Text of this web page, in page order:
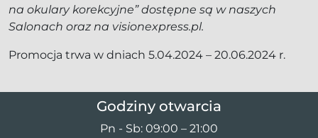
na okulary korekcyjne” dostępne są w naszych
Salonach oraz na visionexpress.pl.
Promocja trwa w dniach 5.04.2024 – 20.06.2024 r.
Godziny otwarcia
Pn - Sb: 09:00 – 21:00